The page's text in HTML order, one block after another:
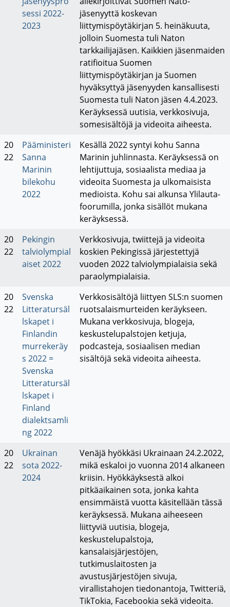
sessi 2022-
2023
jäsenyyttä koskevan
liittymispöytäkirjan 5. heinäkuuta,
jolloin Suomesta tuli Naton
tarkkailijajäsen. Kaikkien jäsenmaiden
ratifioitua Suomen
liittymispöytäkirjan ja Suomen
hyväksyttyä jäsenyyden kansallisesti
Suomesta tuli Naton jäsen 4.4.2023.
Keräyksessä uutisia, verkkosivuja,
somesisältöjä ja videoita aiheesta.
20
22
Pääministeri
Sanna
Marinin
bilekohu
2022
Kesällä 2022 syntyi kohu Sanna
Marinin juhlinnasta. Keräyksessä on
lehtijuttuja, sosiaalista mediaa ja
videoita Suomesta ja ulkomaisista
medioista. Kohu sai alkunsa Ylilauta-
foorumilla, jonka sisällöt mukana
keräyksessä.
20
22
Pekingin
talviolympial
aiset 2022
Verkkosivuja, twiittejä ja videoita
koskien Pekingissä järjestettyjä
vuoden 2022 talviolympialaisia sekä
paraolympialaisia.
20
22
Svenska
Litteratursäl
lskapet i
Finlandin
murrekeräy
s 2022 =
Svenska
Litteratursäl
lskapet i
Finland
dialektsamli
ng 2022
Verkkosisältöjä liittyen SLS:n suomen
ruotsalaismurteiden keräykseen.
Mukana verkkosivuja, blogeja,
keskustelupalstojen ketjuja,
podcasteja, sosiaalisen median
sisältöjä sekä videoita aiheesta.
20
22
Ukrainan
sota 2022-
2024
Venäjä hyökkäsi Ukrainaan 24.2.2022,
mikä eskaloi jo vuonna 2014 alkaneen
kriisin. Hyökkäyksestä alkoi
pitkäaikainen sota, jonka kahta
ensimmäistä vuotta käsitellään tässä
keräyksessä. Mukana aiheeseen
liittyviä uutisia, blogeja,
keskustelupalstoja,
kansalaisjärjestöjen,
tutkimuslaitosten ja
avustusjärjestöjen sivuja,
virallistahojen tiedonantoja, Twitteriä,
TikTokia, Facebookia sekä videoita.